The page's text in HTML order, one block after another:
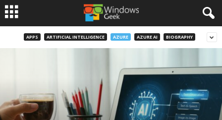
APPS ARTIFICIAL INTELLIGENCE AZURE AZURE AI BIOGRAPHY